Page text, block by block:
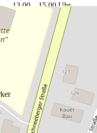
13.00 – 15.00 Uhr
13.00 – 15.00 Uhr
Newsletter
|